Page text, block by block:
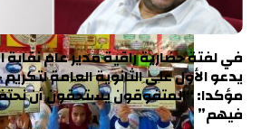
في لفتة حضارية راقية مدير عام نقابة
يدعو الأول على الثانوية العامة
مؤكدا: “المتفوقون يستحقون أن
فيهم”